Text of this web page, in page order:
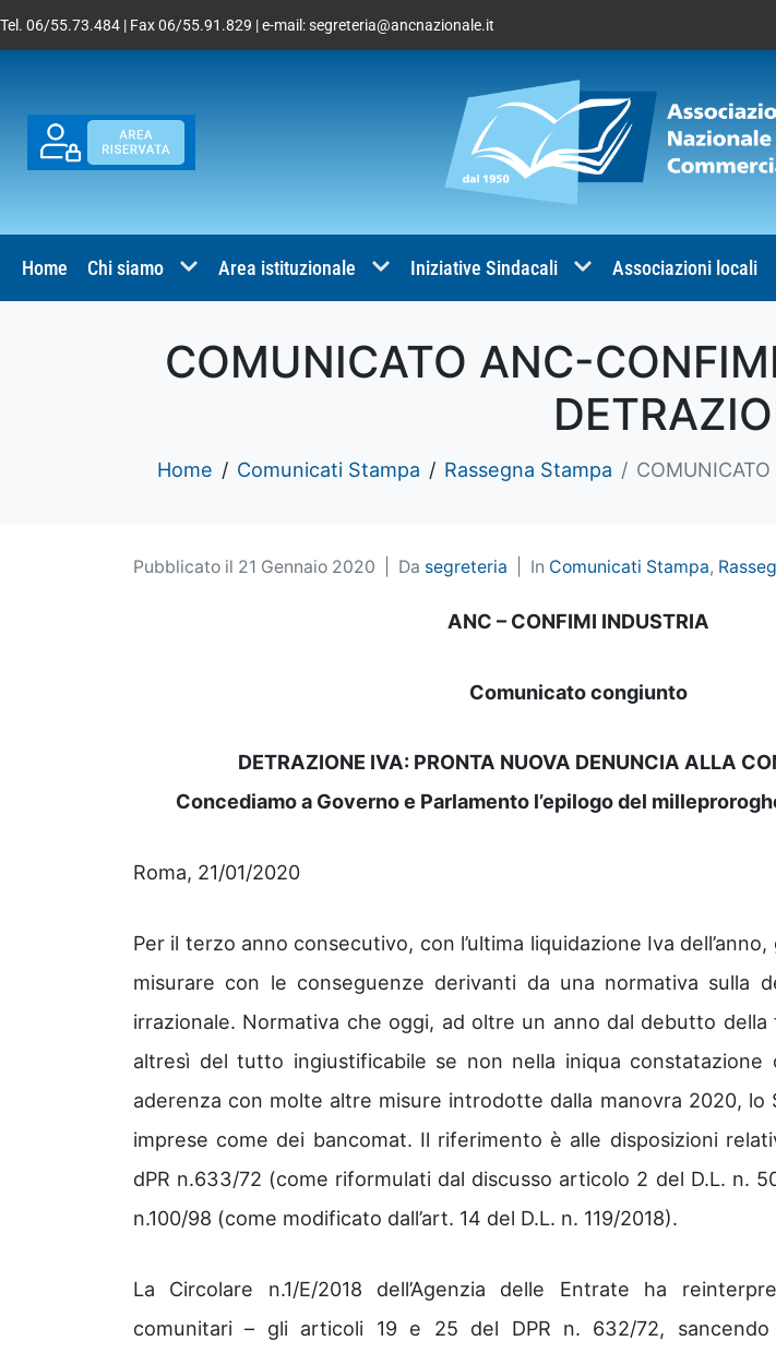
Tel. 06/55.73.484 | Fax 06/55.91.829 | e-mail:segreteria@ancnazionale.it
Home Chi siamo Area istituzionale Iniziative Sindacali Associazioni locali
COMUNICATO ANC-
Home Comunicati Stampa Rassegna Stampa
Pubblicato il 21 Gennaio 2020 Da segreteria In Comunicati Stampa,
ANC – CONFIMI INDUSTRIA
Comunicato congiunto
DETRAZIONE IVA: PRONTA NUOVA DENUNCIA ALLA
Concediamo a Governo e Parlamento l’epilogo del
Roma, 21/01/2020
Per il terzo anno consecutivo, con l’ultima liquidazione Iva
misurare con le conseguenze derivanti da una normativa sulla
irrazionale. Normativa che oggi, ad oltre un anno dal debutto
altresì del tutto ingiustificabile se non nella iniqua
aderenza con molte altre misure introdotte dalla manovra 2020, lo
imprese come dei bancomat. Il riferimento è alle disposizioni
dPR n.633/72 (come riformulati dal discusso articolo 2 del D.L. n.
n.100/98 (come modificato dall’art. 14 del D.L. n. 119/2018).
La Circolare n.1/E/2018 dell’Agenzia delle Entrate ha
comunitari – gli articoli 19 e 25 del DPR n. 632/72,